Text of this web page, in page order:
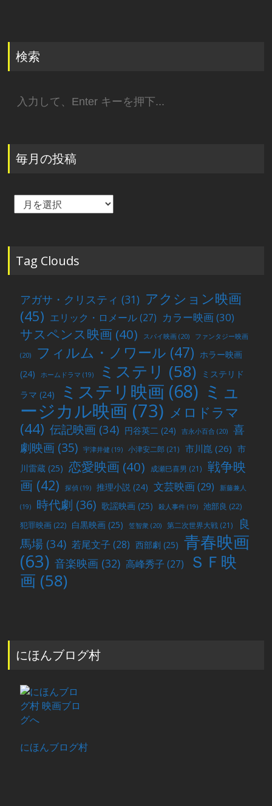
検索
索:
毎月の投稿
毎
稿
Tag Clouds
アガサ・クリスティ (31) アクション映画
(45) エリック・ロメール(27) カラー映画(30)
サスペンス映画 (40) スパイ映画 (20) ファンタジー映画
(20) フィルム・ノワール (47) ホラー映画
(24)
ホームドラマ (19) ミステリ (58)
ミステリド
ラマ (24) ミステリ映画 (68) ミュ
ージカル映画 (73) メロドラマ
(44) 伝記映画 (34) 円谷英二 (24) 吉永小百合 (20)
喜
劇映画 (35) 宇津井健 (19) 小津安二郎 (21) 市川崑 (26) 市
川雷蔵 (25) 恋愛映画 (40) 成瀬巳喜男 (21)
戦争映
画 (42) 探偵 (19) 推理小説 (24) 文芸映画(29) 新藤兼人
(19) 時代劇 (36) 歌謡映画 (25) 殺人事件 (19) 池部良 (22)
犯罪映画 (22) 白黒映画 (25) 笠智衆 (20) 第二次世界大戦 (21)
良
馬場 (34) 若尾文子 (28) 西部劇 (25) 青春映画
(63) 音楽映画 (32) 高峰秀子 (27)
ＳＦ映
画 (58)
にほんブログ村
にほんブログ村